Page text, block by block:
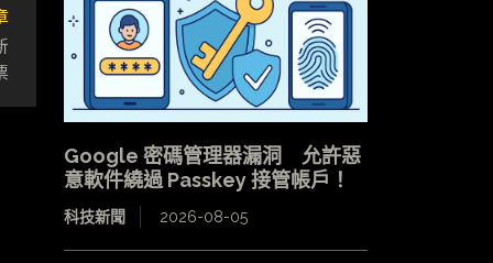
Google 密碼管理器漏洞 允許惡
意軟件繞過 Passkey 接管帳戶！
科技新聞 2026-08-05